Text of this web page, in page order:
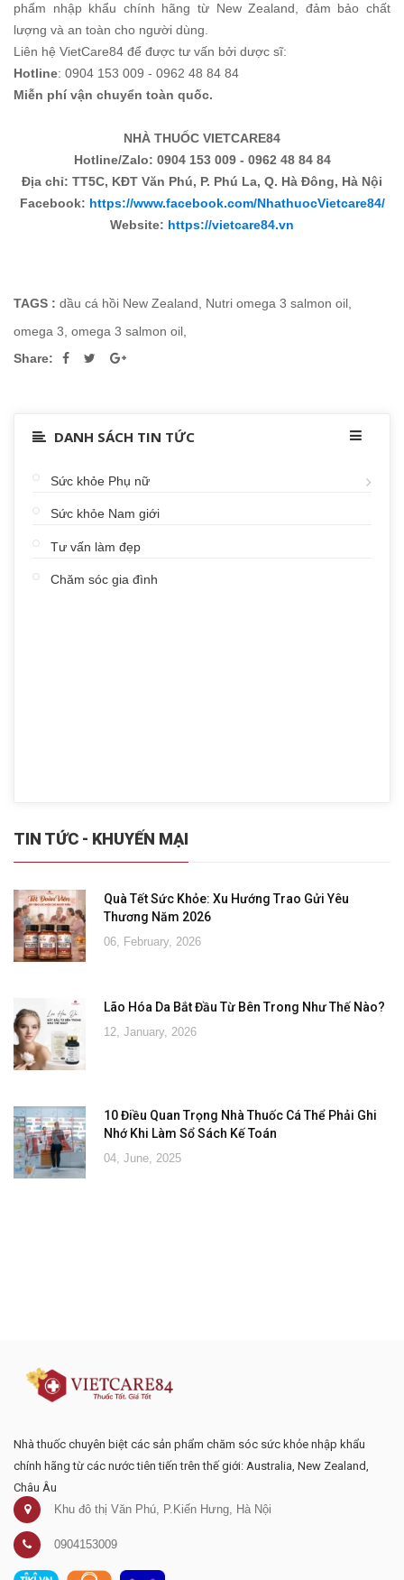
phẩm nhập khẩu chính hãng từ New Zealand, đảm bảo chất
lượng và an toàn cho người dùng.
Liên hệ VietCare84 để được tư vấn bởi dược sĩ:
Hotline: 0904 153 009 - 0962 48 84 84
Miễn phí vận chuyển toàn quốc.
NHÀ THUỐC VIETCARE84
Hotline/Zalo: 0904 153 009 - 0962 48 84 84
Địa chỉ: TT5C, KĐT Văn Phú, P. Phú La, Q. Hà Đông, Hà Nội
Facebook: https://www.facebook.com/NhathuocVietcare84/
Website: https://vietcare84.vn
TAGS : dầu cá hồi New Zealand, Nutri omega 3 salmon oil,
omega 3, omega 3 salmon oil,
Share:
DANH SÁCH TIN TỨC
Sức khỏe Phụ nữ
Sức khỏe Nam giới
Tư vấn làm đẹp
Chăm sóc gia đình
TIN TỨC - KHUYẾN MẠI
Quà Tết Sức Khỏe: Xu Hướng Trao Gửi Yêu
Thương Năm 2026
06, February, 2026
Lão Hóa Da Bắt Đầu Từ Bên Trong Như Thế Nào?
12, January, 2026
10 Điều Quan Trọng Nhà Thuốc Cá Thể Phải Ghi
Nhớ Khi Làm Sổ Sách Kế Toán
04, June, 2025
Nhà thuốc chuyên biệt các sản phẩm chăm sóc sức khỏe nhập khẩu
chính hãng từ các nước tiên tiến trên thế giới: Australia, New Zealand,
Châu Âu
Khu đô thị Văn Phú, P.Kiến Hưng, Hà Nội
0904153009